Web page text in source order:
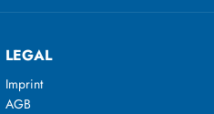
LEGAL
Imprint
AGB